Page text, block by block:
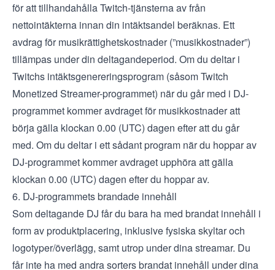
för att tillhandahålla Twitch-tjänsterna av från
nettointäkterna innan din intäktsandel beräknas. Ett
avdrag för musikrättighetskostnader (”musikkostnader”)
tillämpas under din deltagandeperiod. Om du deltar i
Twitchs intäktsgenereringsprogram (såsom Twitch
Monetized Streamer-programmet) när du går med i DJ-
programmet kommer avdraget för musikkostnader att
börja gälla klockan 0.00 (UTC) dagen efter att du går
med. Om du deltar i ett sådant program när du hoppar av
DJ-programmet kommer avdraget upphöra att gälla
klockan 0.00 (UTC) dagen efter du hoppar av.
6. DJ-programmets brandade innehåll
Som deltagande DJ får du bara ha med brandat innehåll i
form av produktplacering, inklusive fysiska skyltar och
logotyper/överlägg, samt utrop under dina streamar. Du
får inte ha med andra sorters brandat innehåll under dina